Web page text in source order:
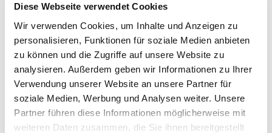
Diese Webseite verwendet Cookies
Wir verwenden Cookies, um Inhalte und Anzeigen zu
personalisieren, Funktionen für soziale Medien anbieten
zu können und die Zugriffe auf unsere Website zu
analysieren. Außerdem geben wir Informationen zu Ihrer
Verwendung unserer Website an unsere Partner für
soziale Medien, Werbung und Analysen weiter. Unsere
Partner führen diese Informationen möglicherweise mit
weiteren Daten zusammen, die Sie ihnen bereitgestellt